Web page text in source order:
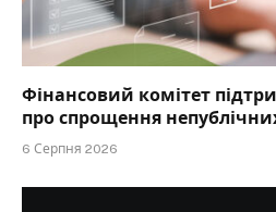
Фінансовий комітет
про спрощення
6 Серпня 2026